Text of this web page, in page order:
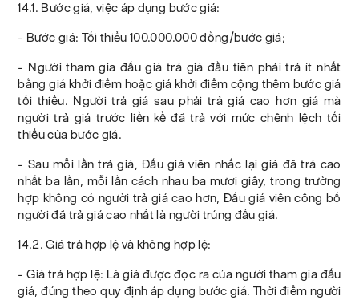
14.1. Bước giá, việc áp dụng bước giá:
- Bước giá: Tối thiểu 100.000.000 đồng/bước giá;
- Người tham gia đấu giá trả giá đầu tiên phải trả ít nhất
bằng giá khởi điểm hoặc giá khởi điểm cộng thêm bước giá
tối thiểu. Người trả giá sau phải trả giá cao hơn giá mà
người trả giá trước liền kề đã trả với mức chênh lệch tối
thiểu của bước giá.
- Sau mỗi lần trả giá, Đấu giá viên nhắc lại giá đã trả cao
nhất ba lần, mỗi lần cách nhau ba mươi giây, trong trường
hợp không có người trả giá cao hơn, Đấu giá viên công bố
người đã trả giá cao nhất là người trúng đấu giá.
14.2. Giá trả hợp lệ và không hợp lệ:
- Giá trả hợp lệ: Là giá được đọc ra của người tham gia đấu
giá, đúng theo quy định áp dụng bước giá. Thời điểm người